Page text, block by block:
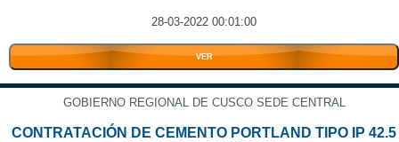
28-03-2022 00:01:00
VER
GOBIERNO REGIONAL DE CUSCO SEDE CENTRAL
CONTRATACIÓN DE CEMENTO PORTLAND TIPO IP 42.5